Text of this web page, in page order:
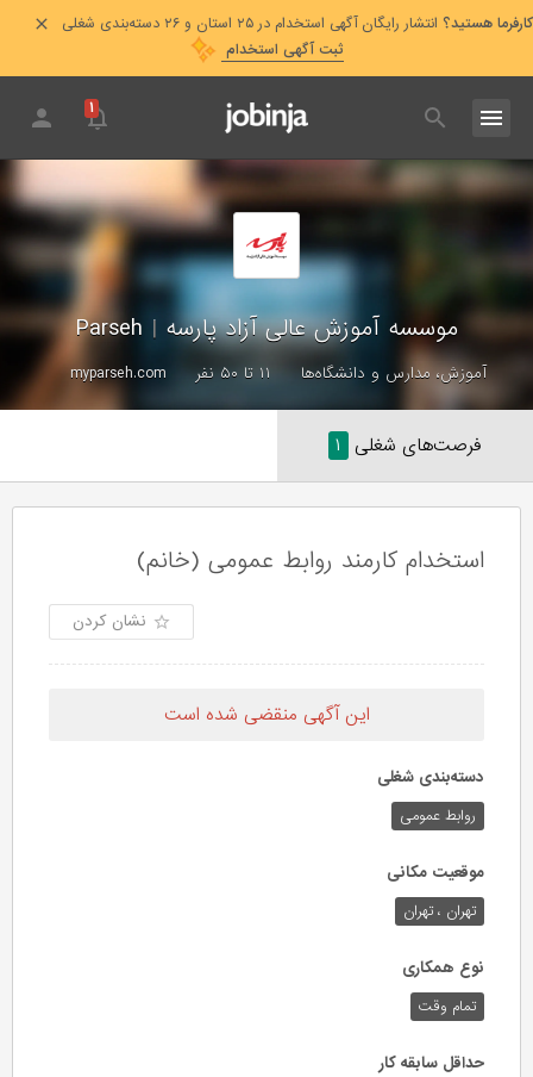
کارفرما هستید؟ انتشار رایگان آگهی استخدام در ۲۵ استان و ۲۶ دسته‌بندی شغلی
ثبت آگهی استخدام
۱
موسسه آموزش عالی آزاد پارسه |
آموزش، مدارس و دانشگاه‌ها ۱۱ تا ۵۰ نفر myparseh.com
فرصت‌های شغلی ۱
استخدام کارمند روابط عمومی (خانم)
نشان کردن
این آگهی منقضی شده است
دسته‌بندی شغلی
روابط عمومی
موقعیت مکانی
تهران ، تهران
نوع همکاری
تمام وقت
حداقل سابقه کار